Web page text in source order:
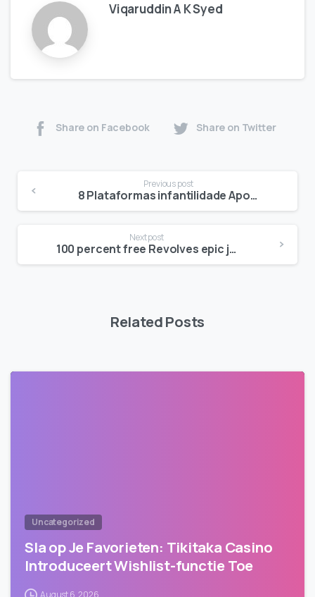
Viqaruddin A K Syed
Share on Facebook Share on Twitter
Previous post
8 Plataformas infantilidade Apostas com Armazém Minúsculo criancice 5 Reais 2025
Next post
100 percent free Revolves epic journey slot machine No deposit inside the Southern Africa Explore Zero Exposure
Related Posts
Uncategorized
Sla op Je Favorieten: Tikitaka Casino
Introduceert Wishlist-functie Toe